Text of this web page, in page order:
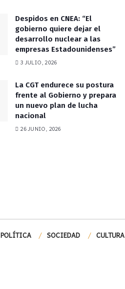
Despidos en CNEA: “El
gobierno quiere dejar el
desarrollo nuclear a las
empresas Estadounidenses”
3 JULIO, 2026
La CGT endurece su postura
frente al Gobierno y prepara
un nuevo plan de lucha
nacional
26 JUNIO, 2026
POLÍTICA SOCIEDAD
CULTURA